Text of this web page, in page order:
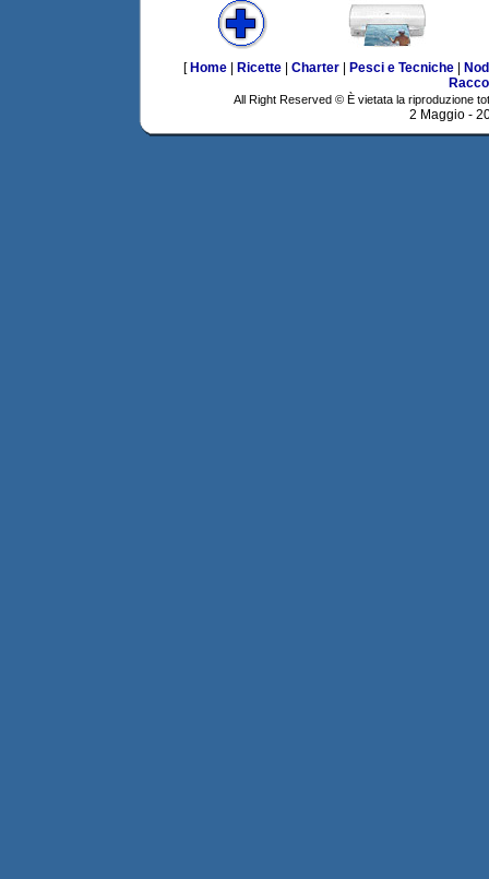
[ Home| Ricette| Charter| Pesci e Tecniche|
All Right Reserved © È vietata la riproduzione
2 Maggio -